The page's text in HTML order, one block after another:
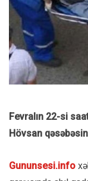
Fevralın 22-si
Hövsan
Gununsesi.info